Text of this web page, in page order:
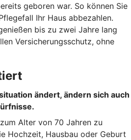
geboren war. So können Sie
Ihr Haus abbezahlen.
bis zu zwei Jahre lang
Versicherungsschutz, ohne
ändert, ändern sich auch
Alter von 70 Jahren zu
Hochzeit, Hausbau oder Geburt